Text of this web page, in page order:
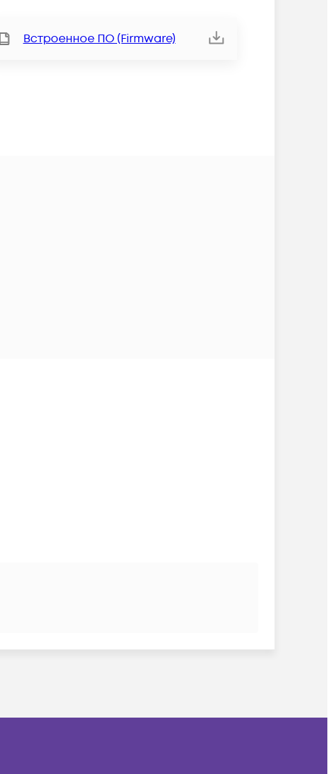
Встроенное ПО (Firmware)